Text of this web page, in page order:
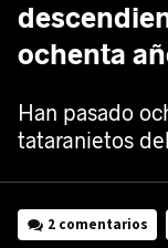
ochenta
Han pasado
tataranietos
2 comentarios